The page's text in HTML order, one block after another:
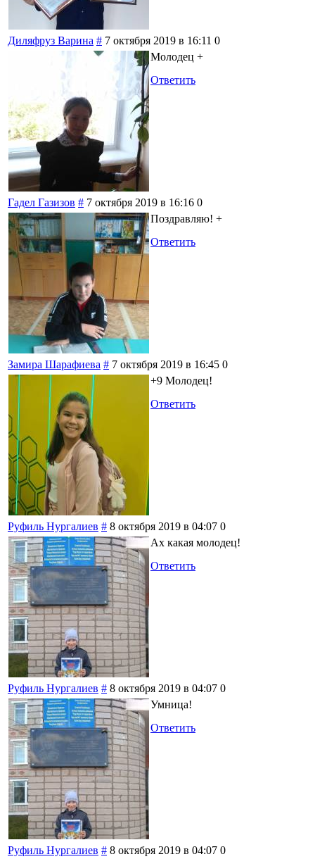
Диляфруз Варина # 7 октября 2019 в 16:11 0
Молодец +
Ответить
Гадел Газизов # 7 октября 2019 в 16:16 0
Поздравляю! +
Ответить
Замира Шарафиева # 7 октября 2019 в 16:45 0
+9 Молодец!
Ответить
Руфиль Нургалиев # 8 октября 2019 в 04:07 0
Ах какая молодец!
Ответить
Руфиль Нургалиев # 8 октября 2019 в 04:07 0
Умница!
Ответить
Руфиль Нургалиев # 8 октября 2019 в 04:07 0